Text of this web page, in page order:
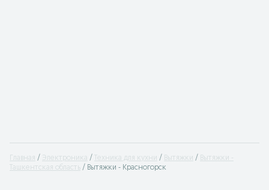
Главная Электроника Техника для кухни Вытяжки
Вытяжки -
Ташкентская область
Вытяжки - Красногорск